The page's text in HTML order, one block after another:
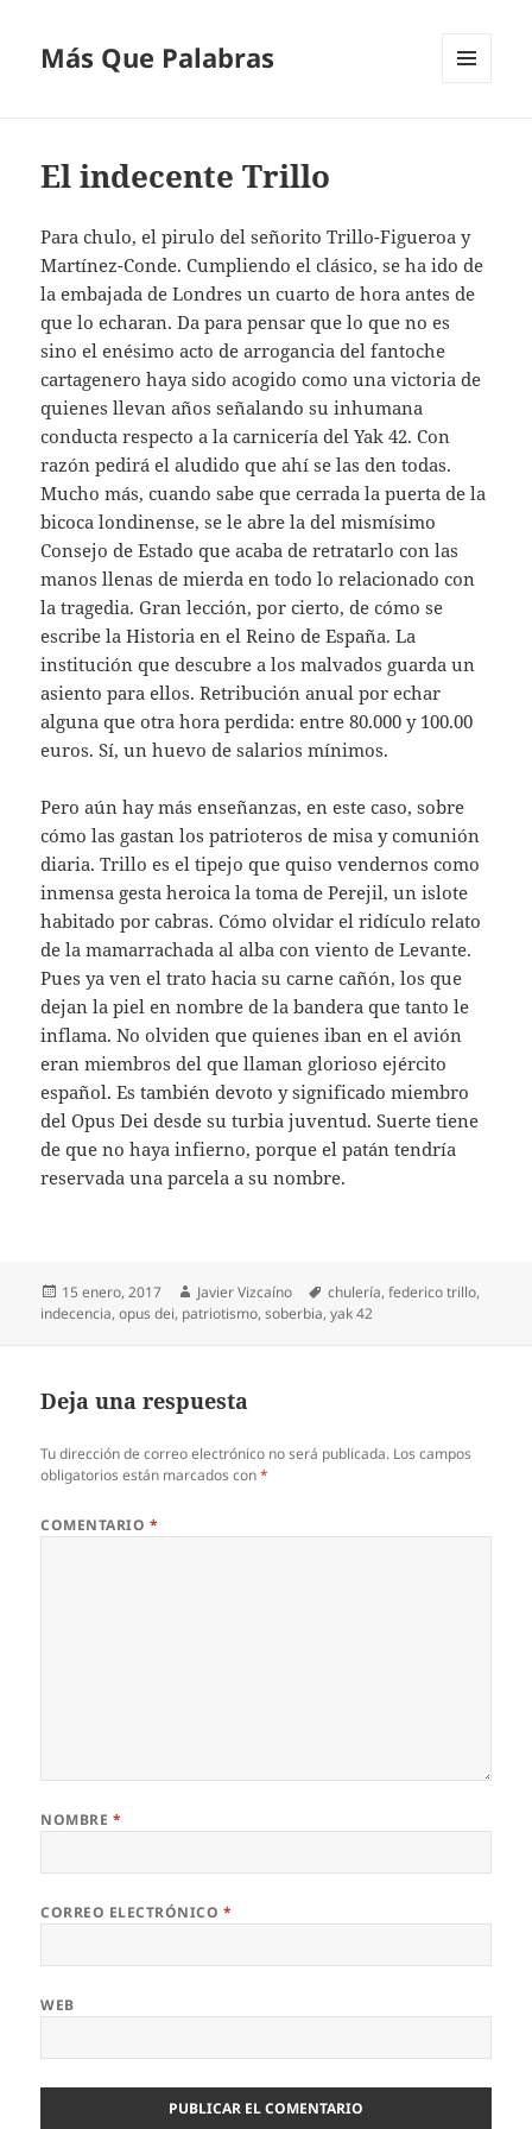
Más Que Palabras
El indecente Trillo
Para chulo, el pirulo del señorito Trillo-Figueroa y
Martínez-Conde. Cumpliendo el clásico, se ha ido de
la embajada de Londres un cuarto de hora antes de
que lo echaran. Da para pensar que lo que no es
sino el enésimo acto de arrogancia del fantoche
cartagenero haya sido acogido como una victoria de
quienes llevan años señalando su inhumana
conducta respecto a la carnicería del Yak 42. Con
razón pedirá el aludido que ahí se las den todas.
Mucho más, cuando sabe que cerrada la puerta de la
bicoca londinense, se le abre la del mismísimo
Consejo de Estado que acaba de retratarlo con las
manos llenas de mierda en todo lo relacionado con
la tragedia. Gran lección, por cierto, de cómo se
escribe la Historia en el Reino de España. La
institución que descubre a los malvados guarda un
asiento para ellos. Retribución anual por echar
alguna que otra hora perdida: entre 80.000 y 100.00
euros. Sí, un huevo de salarios mínimos.
Pero aún hay más enseñanzas, en este caso, sobre
cómo las gastan los patrioteros de misa y comunión
diaria. Trillo es el tipejo que quiso vendernos como
inmensa gesta heroica la toma de Perejil, un islote
habitado por cabras. Cómo olvidar el ridículo relato
de la mamarrachada al alba con viento de Levante.
Pues ya ven el trato hacia su carne cañón, los que
dejan la piel en nombre de la bandera que tanto le
inflama. No olviden que quienes iban en el avión
eran miembros del que llaman glorioso ejército
español. Es también devoto y significado miembro
del Opus Dei desde su turbia juventud. Suerte tiene
de que no haya infierno, porque el patán tendría
reservada una parcela a su nombre.
Publicado
el
15 enero, 2017 Autor
Javier Vizcaíno Etiquetas
chulería,federico trillo,
indecencia,opus dei, patriotismo,soberbia,yak 42
Deja una respuesta
Tu dirección de correo electrónico no será publicada. Los campos
obligatorios están marcados con*
COMENTARIO *
NOMBRE *
CORREO ELECTRÓNICO *
WEB